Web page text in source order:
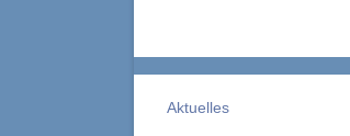
Aktuelles